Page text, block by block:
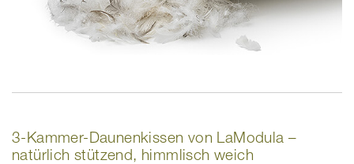
3-Kammer-Daunenkissen von LaModula –
natürlich stützend, himmlisch weich